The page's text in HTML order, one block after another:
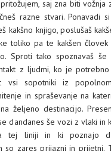
saj zna biti vožnja
razne stvari. Ponavadi
kakšno knjigo, poslušaš
toliko pa te kakšen
Sproti tako spoznavaš
z ljudmi, ko je
vsi sopotniki iz
in spraševanje na
željeno destinacijo.
dandanes še vozi z vlaki in
tej liniji in ki poznajo
so zares prijazni in prijetni.